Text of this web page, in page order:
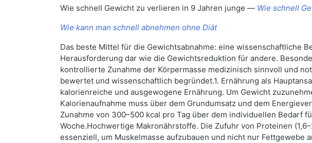
Wie schnell Gewicht zu verlieren in 9 Jahren junge — Wie schnell
Wie kann man schnell abnehmen ohne Diät
Das beste Mittel für die Gewichtsabnahme: eine wissenschaftliche
Herausforderung dar wie die Gewichtsreduktion für andere.
kontrollierte Zunahme der Körpermasse medizinisch sinnvoll und
bewertet und wissenschaftlich begründet.1. Ernährung als
kalorienreiche und ausgewogene Ernährung. Um Gewicht
Kalorienaufnahme muss über dem Grundumsatz und dem
Zunahme von 300–500 kcal pro Tag über dem individuellen Bedarf
Woche.Hochwertige Makronährstoffe. Die Zufuhr von Proteinen
essenziell, um Muskelmasse aufzubauen und nicht nur Fettgewebe